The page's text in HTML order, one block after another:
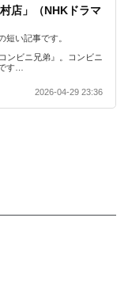
店」（NHKドラマ
短い記事です。
ンビニ兄弟』。コンビニ
す…
2026-04-29 23:36